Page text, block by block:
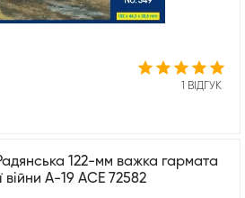
1 ВІДГУК
122-мм важка гармата
війни А-19 ACE 72582